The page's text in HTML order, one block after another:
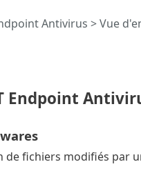
Antivirus >Vue
Endpoint
de fichiers modifiés par